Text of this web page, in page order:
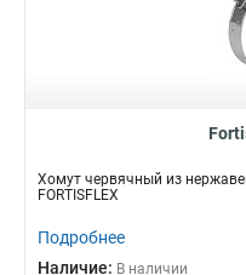
Хомут червячный из
FORTISFLEX
Подробнее
Наличие: В наличии